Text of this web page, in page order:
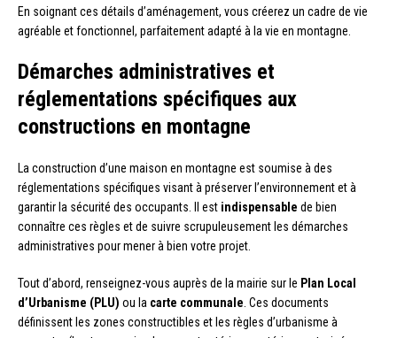
En soignant ces détails d’aménagement, vous créerez un cadre de vie
agréable et fonctionnel, parfaitement adapté à la vie en montagne.
Démarches administratives et
réglementations spécifiques aux
constructions en montagne
La construction d’une maison en montagne est soumise à des
réglementations spécifiques visant à préserver l’environnement et à
garantir la sécurité des occupants. Il est indispensable de bien
connaître ces règles et de suivre scrupuleusement les démarches
administratives pour mener à bien votre projet.
Tout d’abord, renseignez-vous auprès de la mairie sur le Plan Local
d’Urbanisme (PLU) ou la carte communale . Ces documents
définissent les zones constructibles et les règles d’urbanisme à